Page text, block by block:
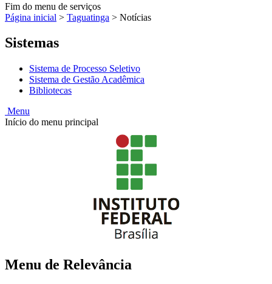
Fim do menu de serviços
Página inicial > Taguatinga > Notícias
Sistemas
Sistema de Processo Seletivo
Sistema de Gestão Acadêmica
Bibliotecas
Menu
Início do menu principal
Menu de Relevância